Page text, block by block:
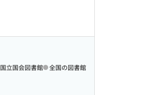
国立国会図書館 全国の図書館